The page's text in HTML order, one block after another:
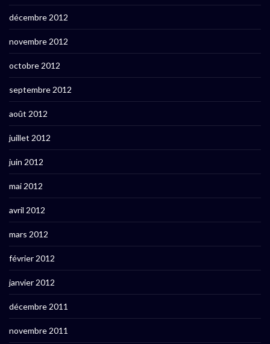
décembre 2012
novembre 2012
octobre 2012
septembre 2012
août 2012
juillet 2012
juin 2012
mai 2012
avril 2012
mars 2012
février 2012
janvier 2012
décembre 2011
novembre 2011